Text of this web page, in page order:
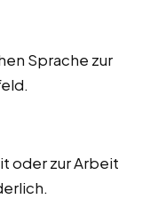
Sprache zur
oder zur Arbeit